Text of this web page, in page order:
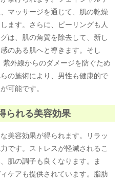
マッサージを通じて、肌の乾燥
ます。さらに、ピーリングも人
は、肌の角質を除去して、新し
のある肌へと導きます。そし
外線からのダメージを防ぐため
の施術により、男性も健康的で
可能です。
られる美容効果
美容効果が得られます。リラッ
です。ストレスが軽減されるこ
肌の調子も良くなります。ま
ケアも提供されています。脂肪